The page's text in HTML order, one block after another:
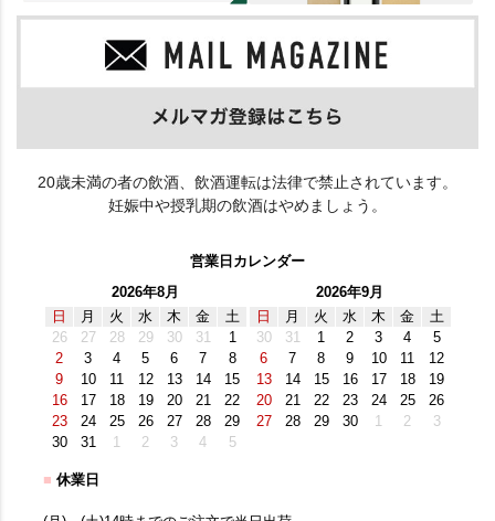
20歳未満の者の飲酒、飲酒運転は法律で禁止されています。
妊娠中や授乳期の飲酒はやめましょう。
営業日カレンダー
2026年8月
日
月 火 水 木 金
土
26
27 28 29 30 31
1
2
3 4 5 6 7
8
9
10 11 12 13 14
15
16
17 18 19 20 21
22
23
24 25 26 27 28
29
30
31 1 2 3 4 5
2026年9月
日
月 火 水 木 金
土
30
31 1 2 3 4
5
6
7 8 9 10 11
12
13
14 15 16 17 18
19
20
21 22 23 24 25
26
27
28 29 30 1 2 3
■ 休業日